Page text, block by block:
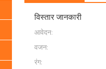
विस्तार जानकारी
आवेदन:
वजन:
रंग: